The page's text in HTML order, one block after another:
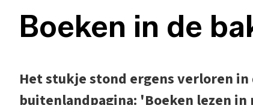
Boeken in de
Het stukje stond ergens verloren
buitenlandpagina: 'Boeken lezen